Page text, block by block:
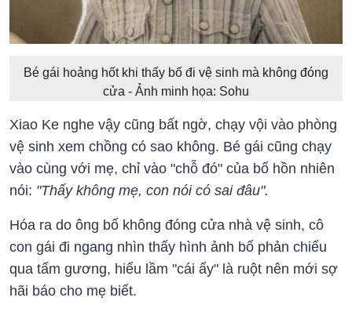
Bé gái hoảng hốt khi thấy bố đi vệ sinh mà không đóng
cửa - Ảnh minh họa: Sohu
Xiao Ke nghe vậy cũng bất ngờ, chạy vội vào phòng
vệ sinh xem chồng có sao không. Bé gái cũng chạy
vào cùng với mẹ, chỉ vào "chỗ đó" của bố hồn nhiên
nói: "Thấy không mẹ, con nói có sai đâu".
Hóa ra do ông bố không đóng cửa nhà vệ sinh, cô
con gái đi ngang nhìn thấy hình ảnh bố phản chiếu
qua tấm gương, hiểu lầm "cái ấy" là ruột nên mới sợ
hãi báo cho mẹ biết.